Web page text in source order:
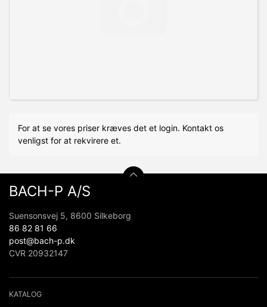
For at se vores priser kræves det et login. Kontakt os
venligst for at rekvirere et.
BACH-P A/S
Suensonsvej 5, 8600 Silkeborg
86 82 81 66
post@bach-p.dk
CVR 20932147
KATALOG